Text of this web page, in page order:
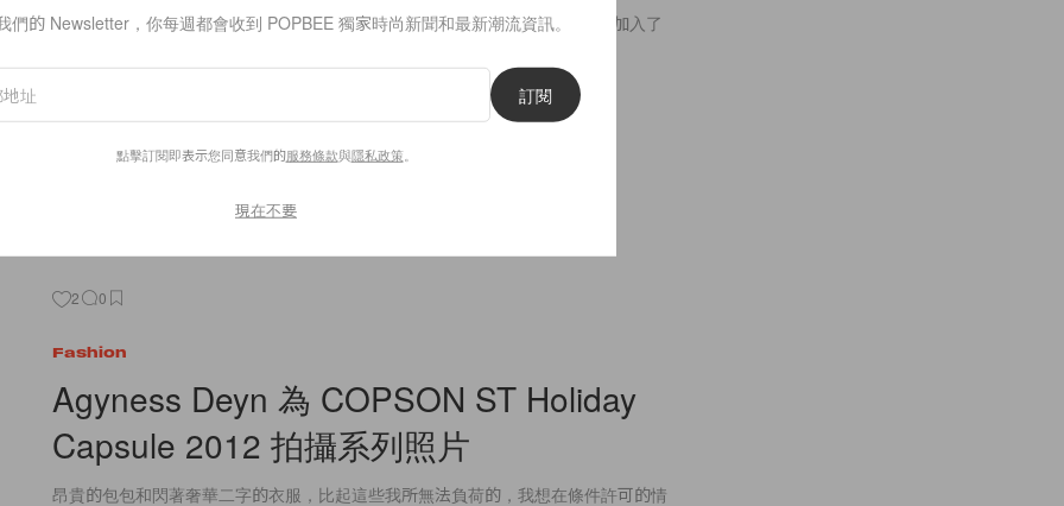
網路商店 Bona Drag，是由 Heather Wojner 於 2006 年時所創辦，而後陸續加入了
2 0
Fashion
Agyness Deyn 為 COPSON ST Holiday
Capsule 2012 拍攝系列照片
昂貴的包包和閃著奢華二字的衣服，比起這些我所無法負荷的，我想在條件許可的情
們的 Newsletter，你每週都會收到 POPBEE 獨家時尚新聞和最新潮流資訊。
訂閱
點擊訂閱即表示您同意我們的服務條款與隱私政策。
現在不要